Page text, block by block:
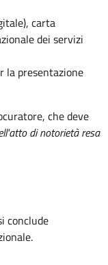
carta
dei servizi
la presentazione
che deve
di notorietà resa
conclude